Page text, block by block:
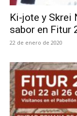
Ki-jote y Skrei
sabor en Fitur
22 de enero de 2020